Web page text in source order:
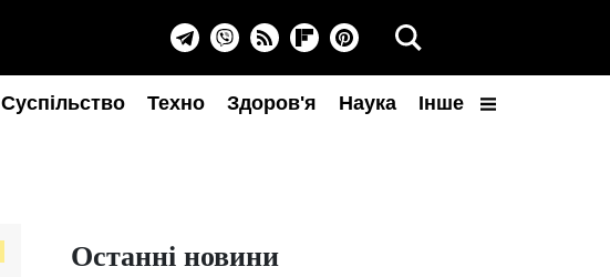
Суспільство Техно Здоров'я Наука Інше
Останні новини